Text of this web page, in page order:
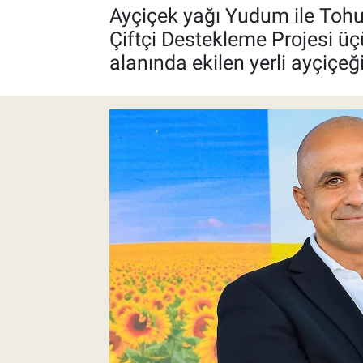
Ayçiçek yağı Yudum ile
Çiftçi Destekleme Projesi
alanında ekilen yerli
Pankobirlik
Et fiyatları
Tarım Bilgisi
Dünyada Tarım
Şeker ve Şekerli Mamüller
Tahıllar ve Baklagiller